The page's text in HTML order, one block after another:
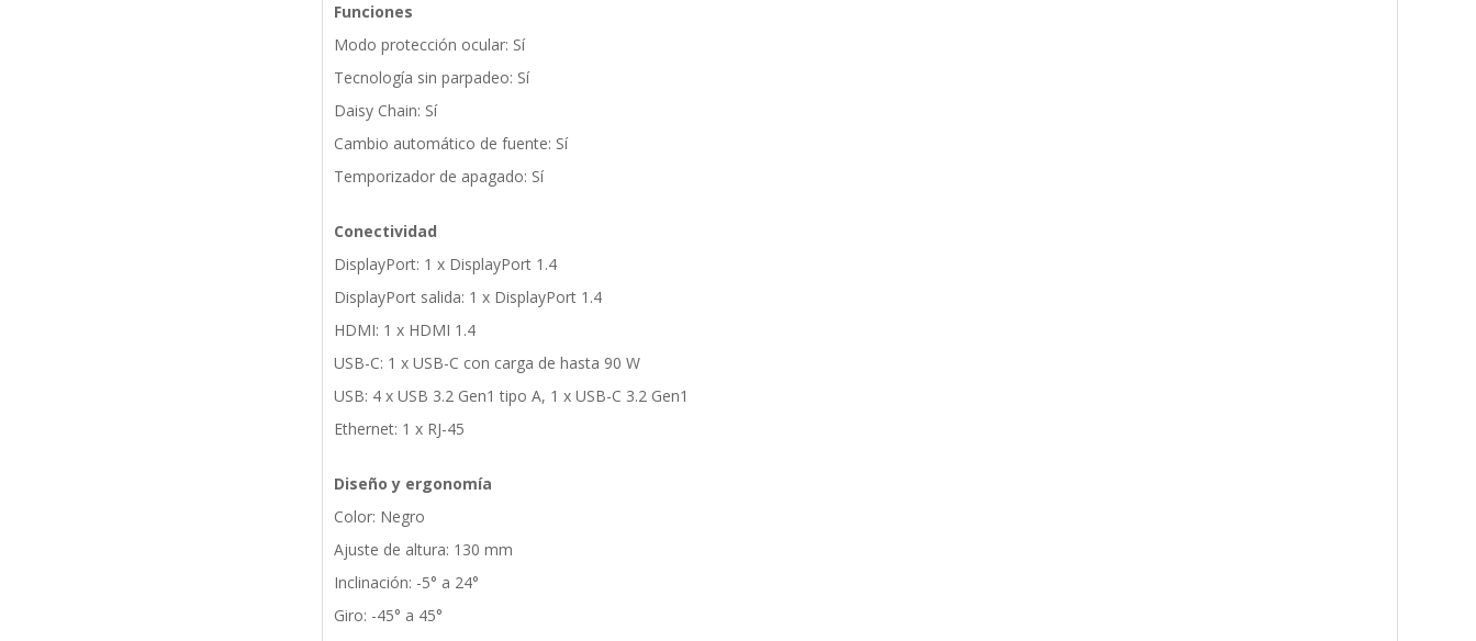
Funciones
Modo protección ocular: Sí
Tecnología sin parpadeo: Sí
Daisy Chain: Sí
Cambio automático de fuente: Sí
Temporizador de apagado: Sí
Conectividad
DisplayPort: 1 x DisplayPort 1.4
DisplayPort salida: 1 x DisplayPort 1.4
HDMI: 1 x HDMI 1.4
USB-C: 1 x USB-C con carga de hasta 90 W
USB: 4 x USB 3.2 Gen1 tipo A, 1 x USB-C 3.2 Gen1
Ethernet: 1 x RJ-45
Diseño y ergonomía
Color: Negro
Ajuste de altura: 130 mm
Inclinación: -5° a 24°
Giro: -45° a 45°